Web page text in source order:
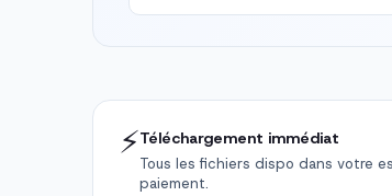
⚡Téléchargement immédiat
Tous les fichiers dispo dans votre
paiement.